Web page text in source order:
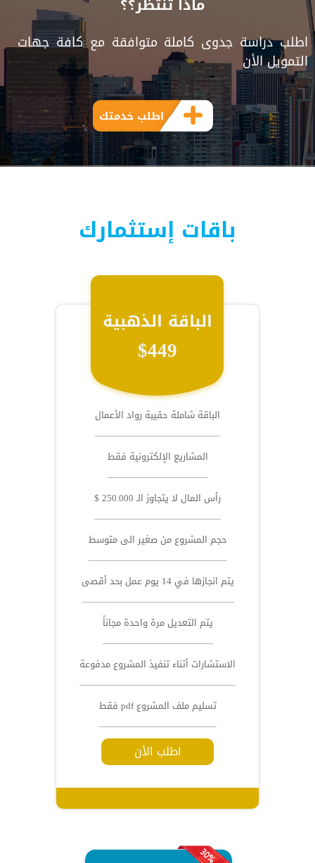
اطلب دراسة جدوى كاملة متوافقة مع كافة جهات
التمويل الأن
اطلب خدمتك
باقات إستثمارك
الباقة الذهبية
$449
الباقة شاملة حقيبة رواد الأعمال
المشاريع الإلكترونية فقط
رأس المال لا يتجاوز الـ 250.000 $
حجم المشروع من صغير الى متوسط
يتم انجازها في 14 يوم عمل بحد أقصى
يتم التعديل مرة واحدة مجاناً
الاستشارات أثناء تنفيذ المشروع مدفوعة
تسليم ملف المشروع pdf فقط
اطلب الأن